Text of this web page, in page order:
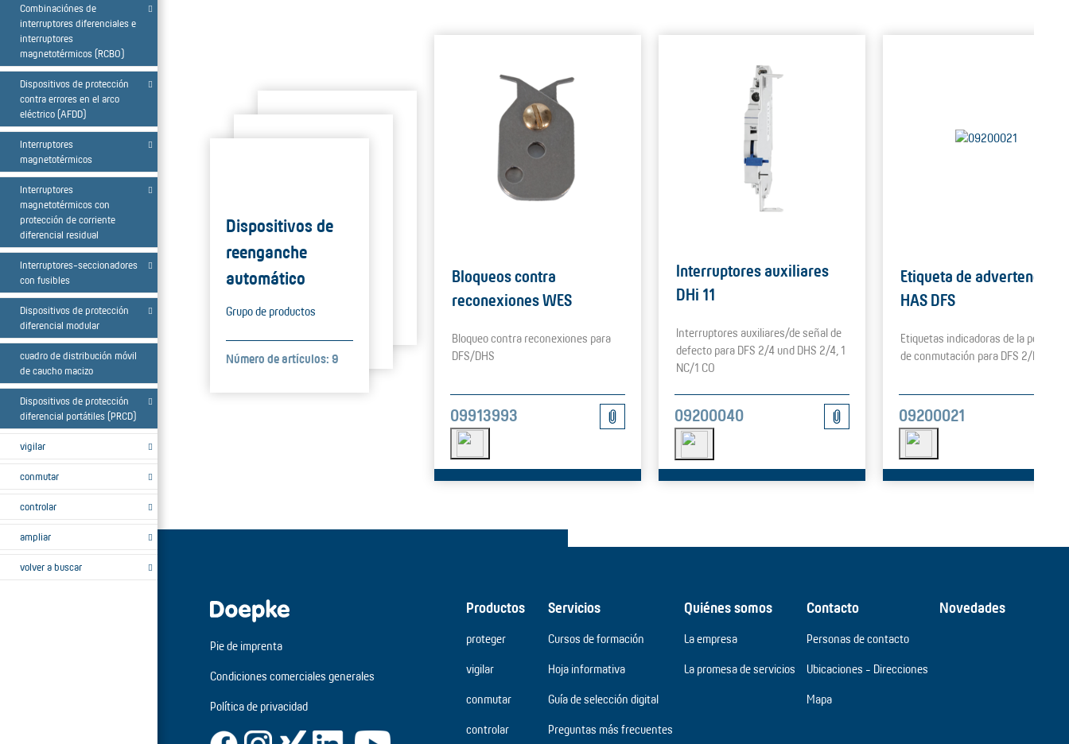
Combinaciónes de
interruptores diferenciales e
interruptores
magnetotérmicos (RCBO)
Dispositivos de protección
contra errores en el arco
eléctrico (AFDD)
Interruptores
magnetotérmicos
Interruptores
magnetotérmicos con
protección de corriente
diferencial residual
Interruptores-seccionadores
con fusibles
Dispositivos de protección
diferencial modular
cuadro de distribución móvil
de caucho macizo
Dispositivos de protección
diferencial portátiles (PRCD)
vigilar
conmutar
controlar
ampliar
volver a buscar
Dispositivos de
reenganche
automático
Grupo de productos
Número de artículos: 9
Bloqueos contra
reconexiones WES
Bloqueo contra reconexiones para
DFS/DHS
09913993
Interruptores auxiliares
DHi 11
Interruptores auxiliares/de señal de
defecto para DFS 2/4 und DHS 2/4, 1
NC/1 CO
09200040
Etiqueta de advertencia
HAS DFS
Etiquetas indicadoras de la posición
de conmutación para DFS 2/DFS 4
09200021
Pie de imprenta
Condiciones comerciales generales
Política de privacidad
Productos
proteger
vigilar
conmutar
controlar
Servicios
Cursos de formación
Hoja informativa
Guía de selección digital
Preguntas más frecuentes
Quiénes somos
La empresa
La promesa de servicios
Contacto
Personas de contacto
Ubicaciones - Direcciones
Mapa
Novedades